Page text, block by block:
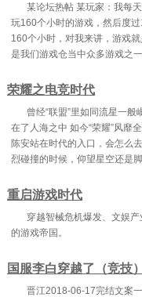
某论坛热帖 某玩家：我每
玩160个小时的游戏，然后度
160个小时，对我来讲，游戏
是我们游戏仓当中众多游戏之
荣耀之电竞时代
曾经“联盟”里如同流星一
在了人海之中 如今“荣耀”风靡
陈安站在时代的入口，会怎么
烈碰撞的时候，仰望星空还是
重启游戏时代
穿越智械危机爆发、文娱
的游戏帝国。
国服李白穿越了（竞技）
晋江2018-06-17完结文案